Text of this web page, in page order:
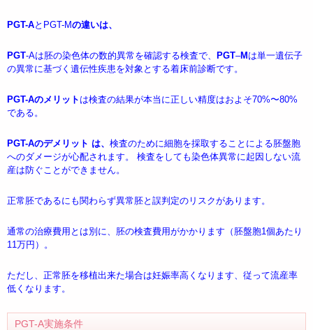
PGT-AとPGT-Mの違いは、
PGT-Aは胚の染色体の数的異常を確認する検査で、 PGT–M は単一遺伝子
の異常に基づく遺伝性疾患を対象とする着床前診断です。
PGT-Aのメリット は検査の結果が本当に正しい精度はおよそ70%〜80%
である。
PGT-Aのデメリット は、 検査のために細胞を採取することによる胚盤胞
へのダメージが心配されます。 検査をしても染色体異常に起因しない流
産は防ぐことができません。
正常胚であるにも関わらず異常胚と誤判定のリスクがあります。
通常の治療費用とは別に、胚の検査費用がかかります（胚盤胞1個あたり
11万円）。
ただし、正常胚を移植出来た場合は妊娠率高くなります、従って流産率
低くなります。
PGT-A実施条件